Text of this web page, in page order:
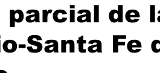
San Lorenzo Pujato
parcial de
Santa Fe